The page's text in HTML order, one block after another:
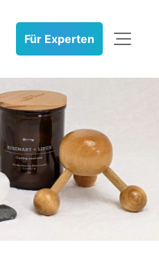
Für Experten